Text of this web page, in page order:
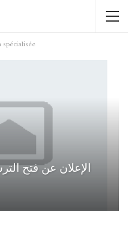
spécialisée
الإعلان عن فتح